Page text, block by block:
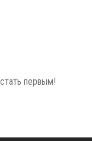
первым!